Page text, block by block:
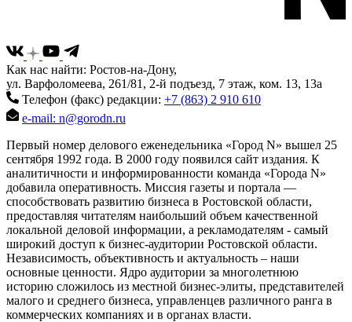
Как нас найти: Ростов-на-Дону,
ул. Варфоломеева, 261/81, 2-й подъезд, 7 этаж, ком. 13, 13а
Телефон (факс) редакции: +7 (863) 2 910 610
e-mail: n@gorodn.ru
Первый номер делового еженедельника «Город N» вышел 25
сентября 1992 года. В 2000 году появился сайт издания. К
аналитичности и информированности команда «Города N»
добавила оперативность. Миссия газеты и портала —
способствовать развитию бизнеса в Ростовской области,
предоставляя читателям наибольший объем качественной
локальной деловой информации, а рекламодателям - самый
широкий доступ к бизнес-аудитории Ростовской области.
Независимость, объективность и актуальность – наши
основные ценности. Ядро аудитории за многолетнюю
историю сложилось из местной бизнес-элиты, представителей
малого и среднего бизнеса, управленцев различного ранга в
коммерческих компаниях и в органах власти.